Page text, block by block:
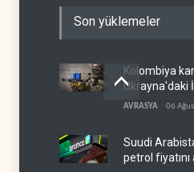
Son yüklemeler
Kolombiya
Ukrayna'daki
teknolojisinin
AVRASYA 06
Suudi
petrol fiyatını